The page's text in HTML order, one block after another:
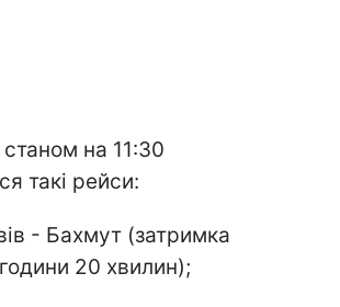
на 11:30
такі рейси:
- Бахмут (затримка
20 хвилин);